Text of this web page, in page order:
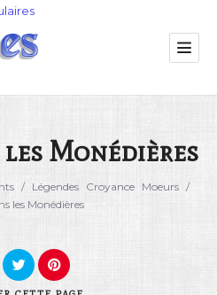
Monédières
/ Légendes Croyance Moeurs /
les Monédières